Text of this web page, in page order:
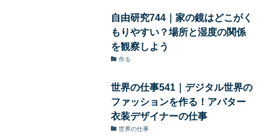
自由研究744｜家の鏡はどこがく
もりやすい？場所と湿度の関係
を観察しよう
作る
世界の仕事541｜デジタル世界の
ファッションを作る！アバター
衣装デザイナーの仕事
世界の仕事